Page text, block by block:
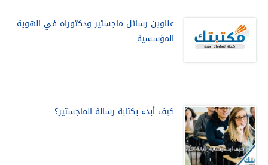
عناوين رسائل ماجستير ودكتوراه في الهوية
المؤسسية
كيف أبدء بكتابة رسالة الماجستير؟